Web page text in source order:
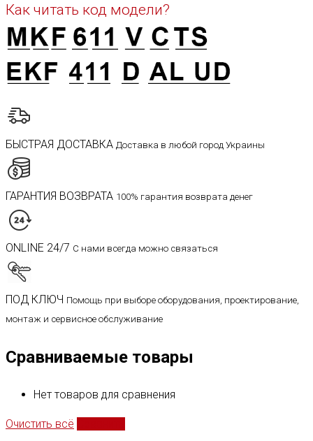
Как читать код модели?
БЫСТРАЯ ДОСТАВКА Доставка в любой город Украины
ГАРАНТИЯ ВОЗВРАТА 100% гарантия возврата денег
ONLINE 24/7 С нами всегда можно связаться
ПОД КЛЮЧ Помощь при выборе оборудования, проектирование,
монтаж и сервисное обслуживание
Сравниваемые товары
Нет товаров для сравнения
Очистить всё